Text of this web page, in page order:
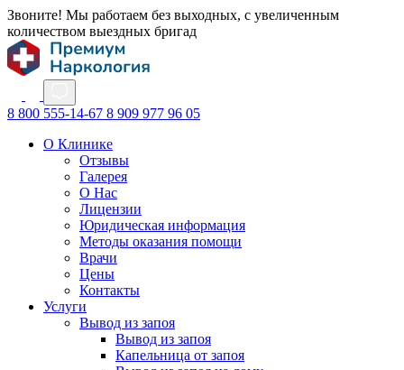
Звоните! Мы работаем без выходных, с увеличенным
количеством выездных бригад
8 800 555-14-67 8 909 977 96 05
О Клинике
Отзывы
Галерея
О Нас
Лицензии
Юридическая информация
Методы оказания помощи
Врачи
Цены
Контакты
Услуги
Вывод из запоя
Вывод из запоя
Капельница от запоя